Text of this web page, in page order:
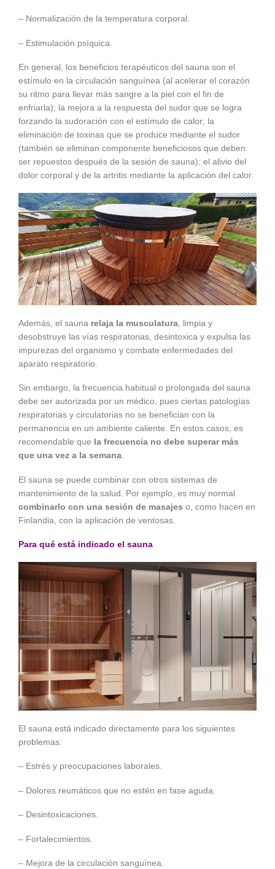
– Normalización de la temperatura corporal.
– Estimulación psíquica.
En general, los beneficios terapéuticos del sauna son el
estímulo en la circulación sanguínea (al acelerar el corazón
su ritmo para llevar más sangre a la piel con el fin de
enfriarla); la mejora a la respuesta del sudor que se logra
forzando la sudoración con el estímulo de calor; la
eliminación de toxinas que se produce mediante el sudor
(también se eliminan componente beneficiosos que deben
ser repuestos después de la sesión de sauna); el alivio del
dolor corporal y de la artritis mediante la aplicación del calor.
Además, el sauna relaja la musculatura , limpia y
desobstruye las vías respiratorias, desintoxica y expulsa las
impurezas del organismo y combate enfermedades del
aparato respiratorio.
Sin embargo, la frecuencia habitual o prolongada del sauna
debe ser autorizada por un médico, pues ciertas patologías
respiratorias y circulatorias no se benefician con la
permanencia en un ambiente caliente. En estos casos, es
recomendable que la frecuencia no debe superar más
que una vez a la semana
El sauna se puede combinar con otros sistemas de
mantenimiento de la salud. Por ejemplo, es muy normal
combinarlo con una sesión de masajes o, como hacen en
Finlandia, con la aplicación de ventosas.
Para qué está indicado el sauna
El sauna está indicado directamente para los siguientes
problemas:
– Estrés y preocupaciones laborales.
– Dolores reumáticos que no estén en fase aguda.
– Desintoxicaciones.
– Fortalecimientos.
– Mejora de la circulación sanguínea.